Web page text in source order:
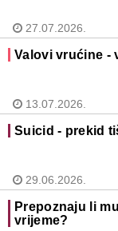
27.07.2026.
Valovi vrućine -
13.07.2026.
Suicid - prekid
29.06.2026.
Prepoznaju li
vrijeme?